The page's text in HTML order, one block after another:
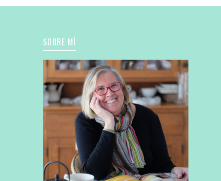
SOBRE MÍ